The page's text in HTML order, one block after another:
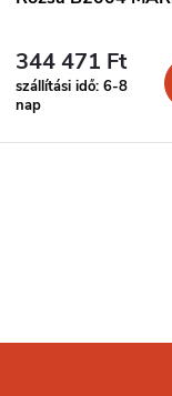
344 471 Ft
szállítási idő: 6-8
nap